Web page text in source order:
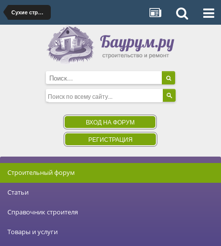
Сухие строительные смеси, грунтовки
ВХОД НА ФОРУМ
РЕГИСТРАЦИЯ
Строительный форум
Статьи
Справочник строителя
Товары и услуги